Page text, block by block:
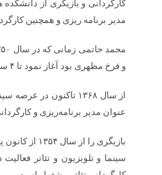
کارگردانی و بازیگری از دانشکده
مدیر برنامه ریزی و همچنین
و فرخ مظهری بود آغاز نمود تا ۴ سال موسیقی را یاد گرفت.
از سال ۱۳۶۸ تاکنون در
عنوان مدیر برنامه‌ریزی و
سینما و تلویزیون و تئاتر